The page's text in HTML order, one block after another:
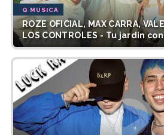
Q MUSICA
ROZE OFICIAL, MAX CARRA,
LOS CONTROLES - Tu jardín